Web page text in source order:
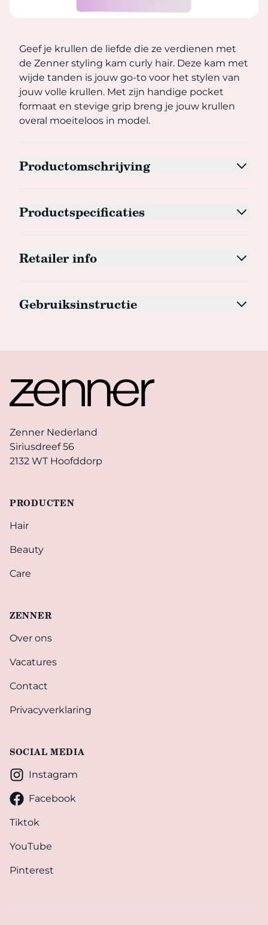
Geef je krullen de liefde die ze verdienen met de
Geef je krullen de liefde die ze verdienen met
de Zenner styling kam curly hair. Deze kam met
wijde tanden is jouw go-to voor het stylen van
jouw volle krullen. Met zijn handige pocket
formaat en stevige grip breng je jouw krullen
overal moeiteloos in model.
Productomschrijving
Productspecificaties
Retailer info
Gebruiksinstructie
Zenner Nederland
Siriusdreef 56
2132 WT Hoofddorp
PRODUCTEN
Hair
Beauty
Care
ZENNER
Over ons
Vacatures
Contact
Privacyverklaring
SOCIAL MEDIA
Instagram
Facebook
Tiktok
YouTube
Pinterest